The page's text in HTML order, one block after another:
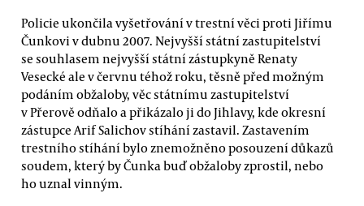
Policie ukončila vyšetřování v trestní věci proti Jiřímu
Čunkovi v dubnu 2007. Nejvyšší státní zastupitelství
se souhlasem nejvyšší státní zástupkyně Renaty
Vesecké ale v červnu téhož roku, těsně před možným
podáním obžaloby, věc státnímu zastupitelství
v Přerově odňalo a přikázalo ji do Jihlavy, kde okresní
zástupce Arif Salichov stíhání zastavil. Zastavením
trestního stíhání bylo znemožněno posouzení důkazů
soudem, který by Čunka buď obžaloby zprostil, nebo
ho uznal vinným.